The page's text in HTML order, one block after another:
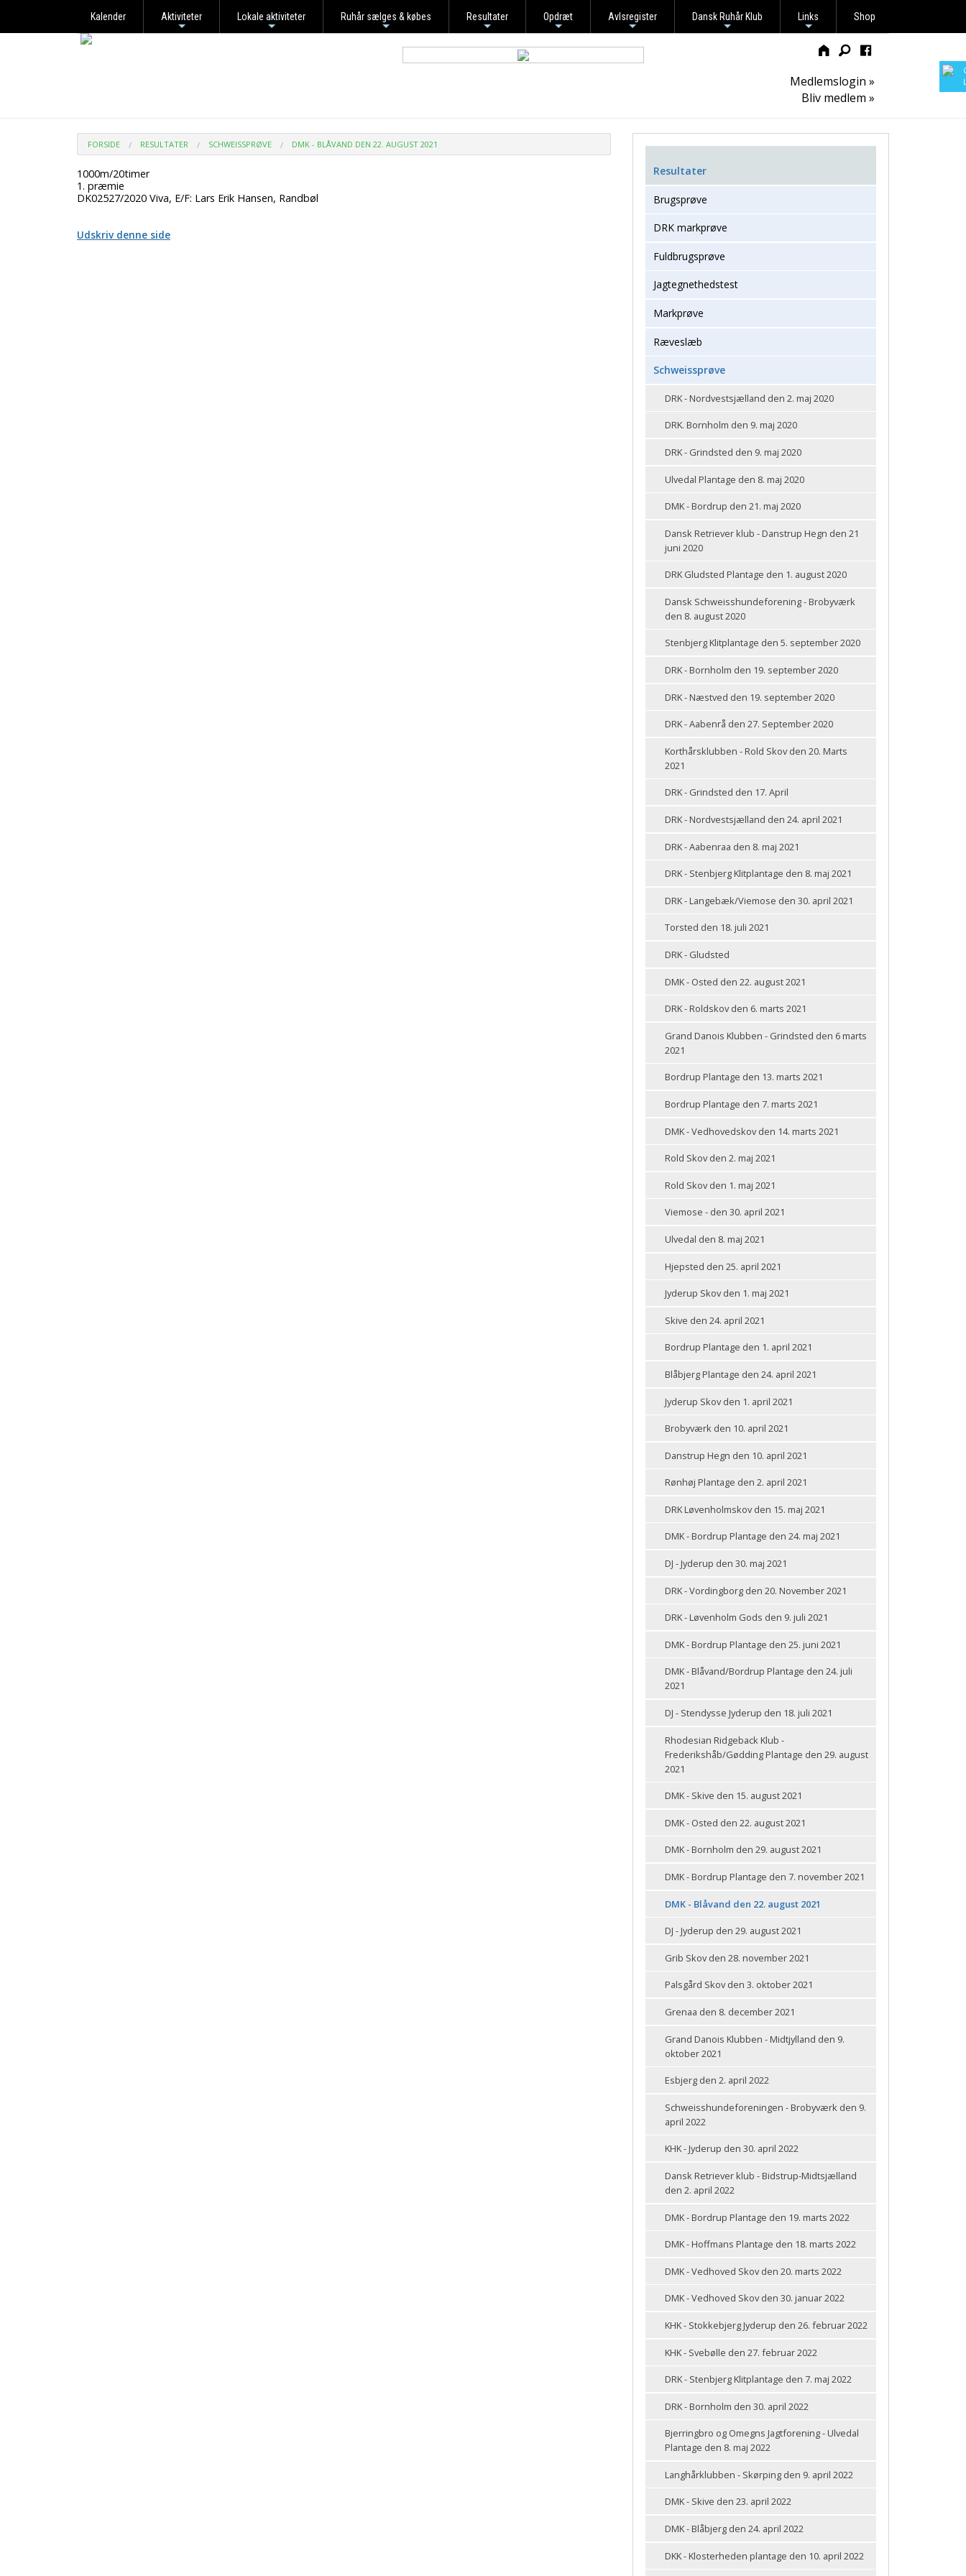
Kalender Aktiviteter Lokale aktiviteter Ruhår sælges & købes Resultater Opdræt Avlsregister Dansk Ruhår Klub Links Shop
Medlemslogin »
Bliv medlem »
FORSIDE RESULTATER SCHWEISSPRØVE DMK - BLÅVAND DEN 22. AUGUST 2021
1000m/20timer
1. præmie
DK02527/2020 Viva, E/F: Lars Erik Hansen, Randbøl
Udskriv denne side
Resultater
Brugsprøve
DRK markprøve
Fuldbrugsprøve
Jagtegnethedstest
Markprøve
Ræveslæb
Schweissprøve
DRK - Nordvestsjælland den 2. maj 2020
DRK. Bornholm den 9. maj 2020
DRK - Grindsted den 9. maj 2020
Ulvedal Plantage den 8. maj 2020
DMK - Bordrup den 21. maj 2020
Dansk Retriever klub - Danstrup Hegn den 21
juni 2020
DRK Gludsted Plantage den 1. august 2020
Dansk Schweisshundeforening - Brobyværk
den 8. august 2020
Stenbjerg Klitplantage den 5. september 2020
DRK - Bornholm den 19. september 2020
DRK - Næstved den 19. september 2020
DRK - Aabenrå den 27. September 2020
Korthårsklubben - Rold Skov den 20. Marts
2021
DRK - Grindsted den 17. April
DRK - Nordvestsjælland den 24. april 2021
DRK - Aabenraa den 8. maj 2021
DRK - Stenbjerg Klitplantage den 8. maj 2021
DRK - Langebæk/Viemose den 30. april 2021
Torsted den 18. juli 2021
DRK - Gludsted
DMK - Osted den 22. august 2021
DRK - Roldskov den 6. marts 2021
Grand Danois Klubben - Grindsted den 6 marts
2021
Bordrup Plantage den 13. marts 2021
Bordrup Plantage den 7. marts 2021
DMK - Vedhovedskov den 14. marts 2021
Rold Skov den 2. maj 2021
Rold Skov den 1. maj 2021
Viemose - den 30. april 2021
Ulvedal den 8. maj 2021
Hjepsted den 25. april 2021
Jyderup Skov den 1. maj 2021
Skive den 24. april 2021
Bordrup Plantage den 1. april 2021
Blåbjerg Plantage den 24. april 2021
Jyderup Skov den 1. april 2021
Brobyværk den 10. april 2021
Danstrup Hegn den 10. april 2021
Rønhøj Plantage den 2. april 2021
DRK Løvenholmskov den 15. maj 2021
DMK - Bordrup Plantage den 24. maj 2021
DJ - Jyderup den 30. maj 2021
DRK - Vordingborg den 20. November 2021
DRK - Løvenholm Gods den 9. juli 2021
DMK - Bordrup Plantage den 25. juni 2021
DMK - Blåvand/Bordrup Plantage den 24. juli
2021
DJ - Stendysse Jyderup den 18. juli 2021
Rhodesian Ridgeback Klub -
Frederikshåb/Gødding Plantage den 29. august
2021
DMK - Skive den 15. august 2021
DMK - Osted den 22. august 2021
DMK - Bornholm den 29. august 2021
DMK - Bordrup Plantage den 7. november 2021
DMK - Blåvand den 22. august 2021
DJ - Jyderup den 29. august 2021
Grib Skov den 28. november 2021
Palsgård Skov den 3. oktober 2021
Grenaa den 8. december 2021
Grand Danois Klubben - Midtjylland den 9.
oktober 2021
Esbjerg den 2. april 2022
Schweisshundeforeningen - Brobyværk den 9.
april 2022
KHK - Jyderup den 30. april 2022
Dansk Retriever klub - Bidstrup-Midtsjælland
den 2. april 2022
DMK - Bordrup Plantage den 19. marts 2022
DMK - Hoffmans Plantage den 18. marts 2022
DMK - Vedhoved Skov den 20. marts 2022
DMK - Vedhoved Skov den 30. januar 2022
KHK - Stokkebjerg Jyderup den 26. februar 2022
KHK - Svebølle den 27. februar 2022
DRK - Stenbjerg Klitplantage den 7. maj 2022
DRK - Bornholm den 30. april 2022
Bjerringbro og Omegns Jagtforening - Ulvedal
Plantage den 8. maj 2022
Langhårklubben - Skørping den 9. april 2022
DMK - Skive den 23. april 2022
DMK - Blåbjerg den 24. april 2022
DKK - Klosterheden plantage den 10. april 2022